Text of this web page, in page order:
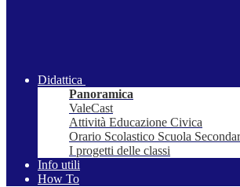
Didattica
Panoramica
ValeCast
Attività Educazione Civica
Orario Scolastico Scuola
I progetti delle classi
Info utili
How To